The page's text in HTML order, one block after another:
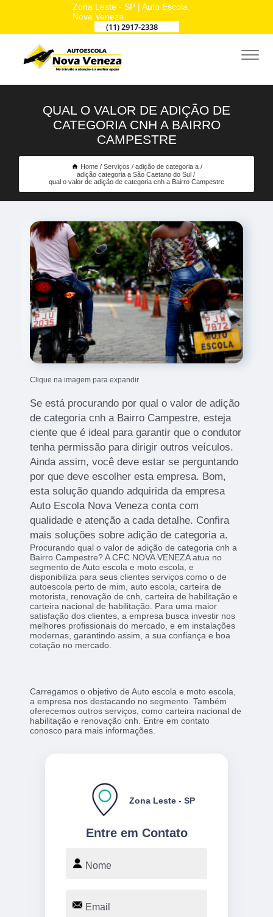
Zona Leste - SP | Auto Escola
Nova Veneza
(11) 2917-2338
QUAL O VALOR DE ADIÇÃO DE
CATEGORIA CNH A BAIRRO
CAMPESTRE
Home Serviços
adição de categoria a
adição categoria a São Caetano do Sul
qual o valor de adição de categoria cnh a Bairro Campestre
Clique na imagem para expandir
Se está procurando por qual o valor de adição
de categoria cnh a Bairro Campestre, esteja
ciente que é ideal para garantir que o condutor
tenha permissão para dirigir outros veículos.
Ainda assim, você deve estar se perguntando
por que deve escolher esta empresa. Bom,
esta solução quando adquirida da empresa
Auto Escola Nova Veneza conta com
qualidade e atenção a cada detalhe. Confira
mais soluções sobre adição de categoria a.
Procurando qual o valor de adição de categoria cnh a
Bairro Campestre? A CFC NOVA VENEZA atua no
segmento de Auto escola e moto escola, e
disponibiliza para seus clientes serviços como o de
autoescola perto de mim, auto escola, carteira de
motorista, renovação de cnh, carteira de habilitação e
carteira nacional de habilitação. Para uma maior
satisfação dos clientes, a empresa busca investir nos
melhores profissionais do mercado, e em instalações
modernas, garantindo assim, a sua confiança e boa
cotação no mercado.
Carregamos o objetivo de Auto escola e moto escola,
a empresa nos destacando no segmento. Também
oferecemos outros serviços, como carteira nacional de
habilitação e renovação cnh. Entre em contato
conosco para mais informações.
Entre em Contato
Zona Leste - SP